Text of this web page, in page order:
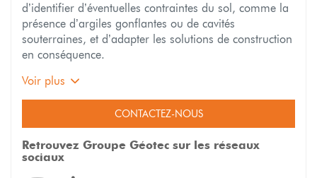
d’identifier d’éventuelles contraintes du sol, comme la
présence d’argiles gonflantes ou de cavités
souterraines, et d’adapter les solutions de construction
en conséquence.
Voir plus
CONTACTEZ-NOUS
Retrouvez Groupe Géotec sur les réseaux
sociaux